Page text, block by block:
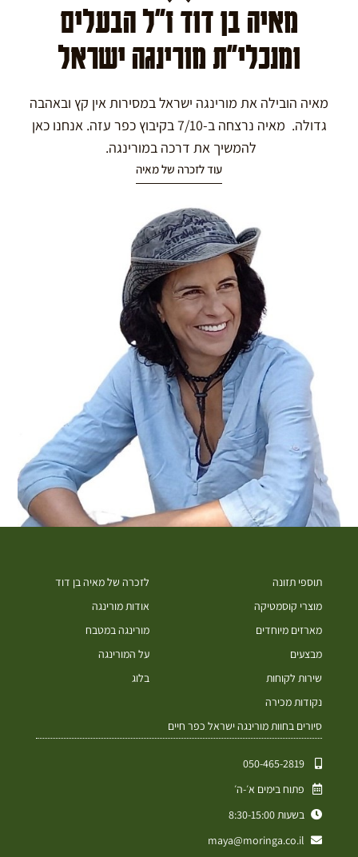
מאיה בן דוד ז"ל הבעלים
ומנכלי"ת מורינגה ישראל
מאיה הובילה את מורינגה ישראל במסירות אין קץ ובאהבה
גדולה. מאיה נרצחה ב-7/10 בקיבוץ כפר עזה. אנחנו כאן
להמשיך את דרכה במורינגה.
עוד לזכרה של מאיה
תוספי תזונה
מוצרי קוסמטיקה
מארזים מיוחדים
מבצעים
שירות לקוחות
נקודות מכירה
סיורים בחוות מורינגה ישראל כפר חיים
לזכרה של מאיה בן דוד
אודות מורינגה
מורינגה במטבח
על המורינגה
בלוג
050-465-2819⁩
פתוח בימים א׳-ה׳
בשעות 8:30-15:00
maya@moringa.co.il